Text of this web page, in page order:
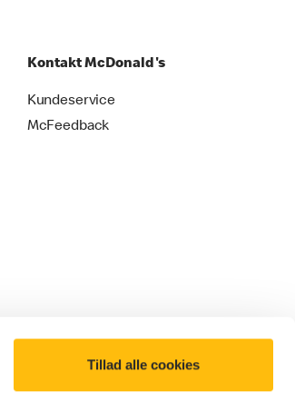
Tillad alle cookies
Kontakt McDonald's
Kundeservice
McFeedback